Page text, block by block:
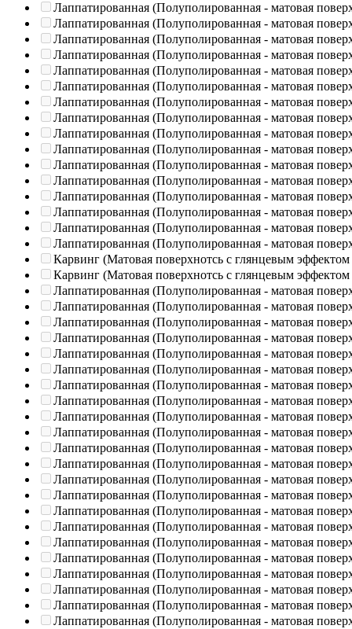
Лаппатированная (Полуполированная - матовая
Лаппатированная (Полуполированная - матовая
Лаппатированная (Полуполированная - матовая
Лаппатированная (Полуполированная - матовая
Лаппатированная (Полуполированная - матовая
Лаппатированная (Полуполированная - матовая
Лаппатированная (Полуполированная - матовая
Лаппатированная (Полуполированная - матовая
Лаппатированная (Полуполированная - матовая
Лаппатированная (Полуполированная - матовая
Лаппатированная (Полуполированная - матовая
Лаппатированная (Полуполированная - матовая
Лаппатированная (Полуполированная - матовая
Лаппатированная (Полуполированная - матовая
Лаппатированная (Полуполированная - матовая
Лаппатированная (Полуполированная - матовая
Карвинг (Матовая поверхнотсь с глянцевым эффектом
Карвинг (Матовая поверхнотсь с глянцевым эффектом
Лаппатированная (Полуполированная - матовая
Лаппатированная (Полуполированная - матовая
Лаппатированная (Полуполированная - матовая
Лаппатированная (Полуполированная - матовая
Лаппатированная (Полуполированная - матовая
Лаппатированная (Полуполированная - матовая
Лаппатированная (Полуполированная - матовая
Лаппатированная (Полуполированная - матовая
Лаппатированная (Полуполированная - матовая
Лаппатированная (Полуполированная - матовая
Лаппатированная (Полуполированная - матовая
Лаппатированная (Полуполированная - матовая
Лаппатированная (Полуполированная - матовая
Лаппатированная (Полуполированная - матовая
Лаппатированная (Полуполированная - матовая
Лаппатированная (Полуполированная - матовая
Лаппатированная (Полуполированная - матовая
Лаппатированная (Полуполированная - матовая
Лаппатированная (Полуполированная - матовая
Лаппатированная (Полуполированная - матовая
Лаппатированная (Полуполированная - матовая
Лаппатированная (Полуполированная - матовая